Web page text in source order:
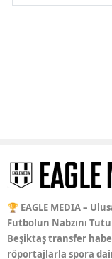
🏆 EAGLE MEDIA –
Futbolun Nabzını
Beşiktaş transfer
röportajlarla spora